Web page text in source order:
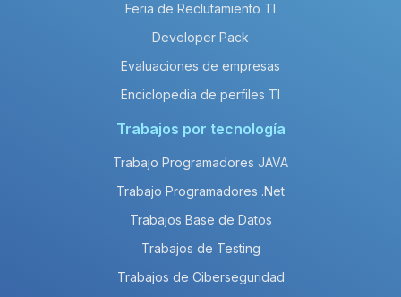
Feria de Reclutamiento TI
Developer Pack
Evaluaciones de empresas
Enciclopedia de perfiles TI
Trabajos por tecnología
Trabajo Programadores JAVA
Trabajo Programadores .Net
Trabajos Base de Datos
Trabajos de Testing
Trabajos de Ciberseguridad